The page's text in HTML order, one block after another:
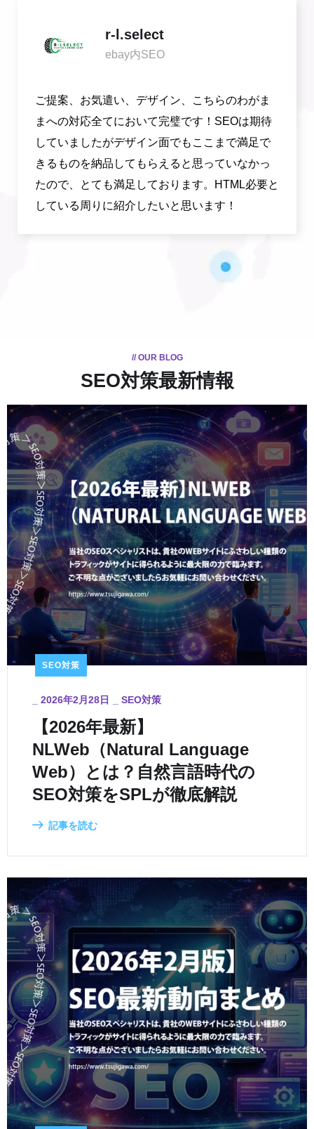
r-l.select
ebay内SEO
ご提案、お気遣い、デザイン、こちらのわがま
まへの対応全てにおいて完璧です！SEOは期待
していましたがデザイン面でもここまで満足で
きるものを納品してもらえると思っていなかっ
たので、とても満足しております。HTML必要と
している周りに紹介したいと思います！
// OUR BLOG
SEO対策最新情報
SEO対策
2026年2月28日 SEO対策
【2026年最新】
NLWeb（Natural Language
Web）とは？自然言語時代の
SEO対策をSPLが徹底解説
記事を読む